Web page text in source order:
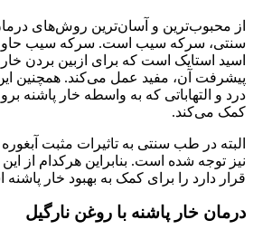
از محبوب‌ترین و آسان‌ترین روش‌های
سنتی، سرکه سیب است. سرکه سیب حاوی
اسید استایک است که برای ازبین بردن
پیشرفت آن، مفید عمل می‌کند. همچنین
درد و التهاباتی که به واسطه خار پاشنه
کمک می‌کند.
البته در طب سنتی به تاثیرات مثبت
نیز توجه شده است. بنابراین هرکدام از
قرار دارد را برای کمک به بهبود خار پاشنه
درمان خار پاشنه با روغن نارگیل